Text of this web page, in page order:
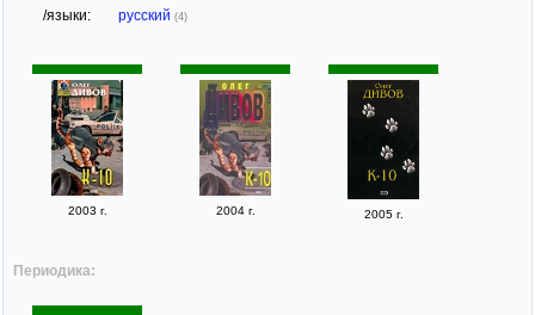
/языки: русский (4)
2003 г. 2004 г. 2005 г.
Периодика: